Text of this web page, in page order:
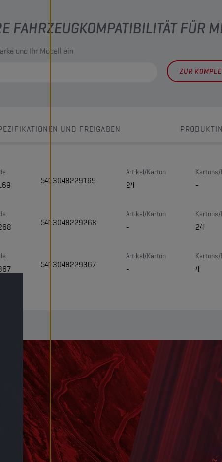
FAHRZEUGKOMPATIBILITÄT FÜR
und Ihr Modell ein
ZUR
UND FREIGABEN
5413048229169
Artikel/Karton
24 -
5413048229268
Artikel/Karton
- 24
5413048229367
Artikel/Karton
- 4